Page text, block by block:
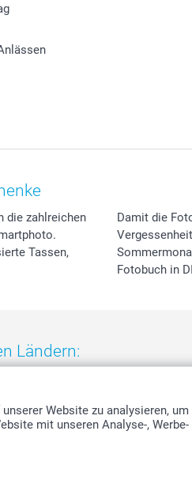
Website zu analysieren,
mit unseren Analyse-,
die zahlreichen
Tassen,
Damit die
Fotobuch in
Ländern: